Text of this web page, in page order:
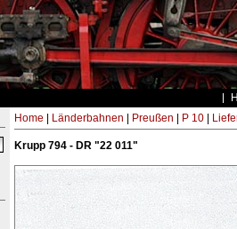
Home Länderbahnen Preußen P 10|
Krupp 794 - DR "22 011"